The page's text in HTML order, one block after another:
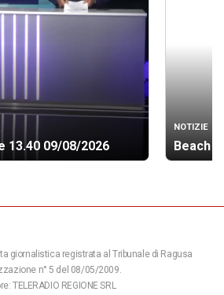
13.40 09/08/2026
NOTIZIE
Beach
giornalistica registrata al Tribunale di Ragusa
n° 5 del 08/05/2009.
TELERADIO REGIONE SRL